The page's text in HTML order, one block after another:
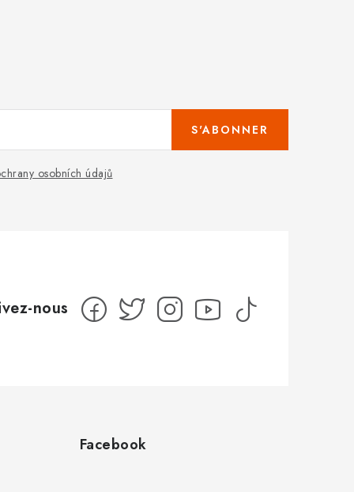
osobních údajů
S'ABONNER
Facebook